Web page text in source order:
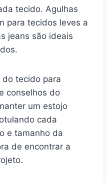
tecido. Agulhas
para tecidos leves a
jeans são ideais
do tecido para
conselhos do
um estojo
cada
e tamanho da
de encontrar a